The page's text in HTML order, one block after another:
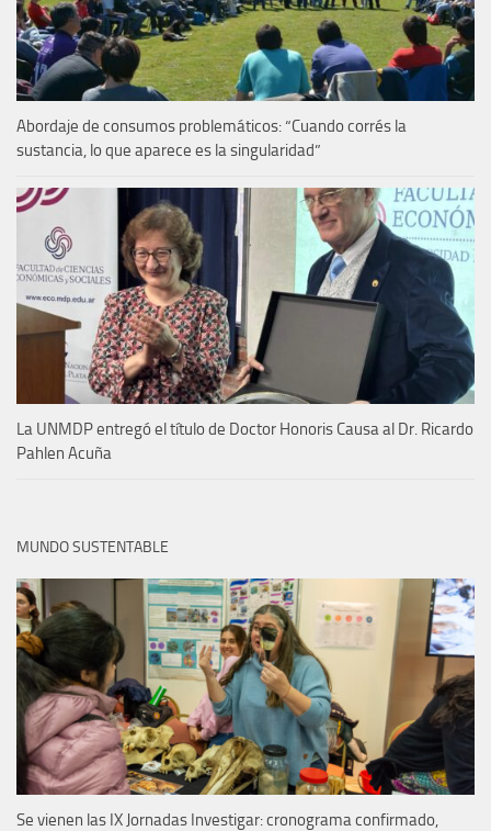
Abordaje de consumos problemáticos: “Cuando corrés la
sustancia, lo que aparece es la singularidad”
La UNMDP entregó el título de Doctor Honoris Causa al Dr. Ricardo
Pahlen Acuña
MUNDO SUSTENTABLE
Se vienen las IX Jornadas Investigar: cronograma confirmado,